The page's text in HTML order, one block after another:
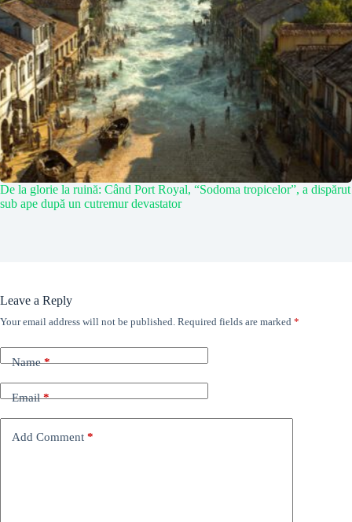
De la glorie la ruină: Când Port Royal, “Sodoma tropicelor”, a dispărut
sub ape după un cutremur devastator
Leave a Reply
Your email address will not be published. Required fields are marked *
Name*
Email*
Add Comment *